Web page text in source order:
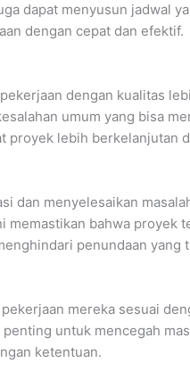
dapat menyusun jadwal
dengan cepat dan efektif.
dengan kualitas
umum yang bisa
proyek lebih berkelanjutan
dan menyelesaikan
bahwa
penundaan yang
mereka sesuai
untuk mencegah
ketentuan.